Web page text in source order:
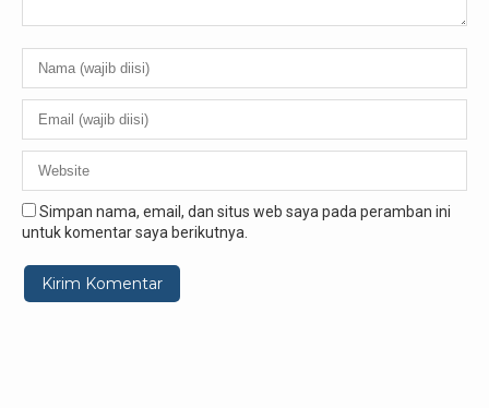
Simpan nama, email, dan situs web saya pada peramban ini
untuk komentar saya berikutnya.